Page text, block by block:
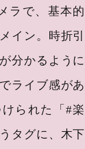
ラで、基本的
イン。時折引
分かるように
ライブ感があ
られた「#楽
タグに、木下